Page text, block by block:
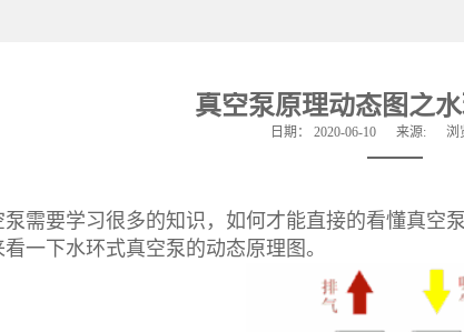
真空泵原理动态图之
日期： 2020-06-10 来源: 浏
要学习很多的知识，如何才能直接的看懂真空泵
一下水环式真空泵的动态原理图。